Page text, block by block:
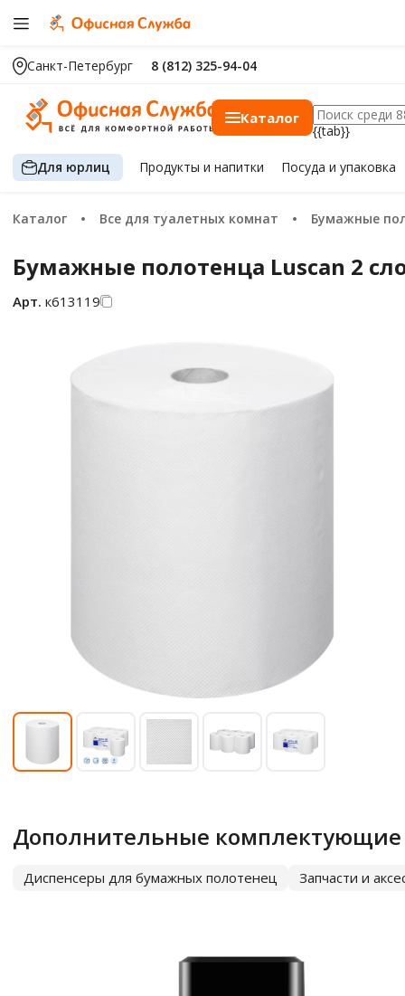
Санкт-Петербург 8 (812) 325-94-04
Каталог
{{tab}}
Для юрлиц Продуктыи напитки Посуда и упаковка
Каталог Все для туалетных комнат Бумажные
Бумажные полотенца Luscan 2
Арт. к613119
Дополнительные комплектующие
Диспенсеры для бумажных полотенец Запчасти и